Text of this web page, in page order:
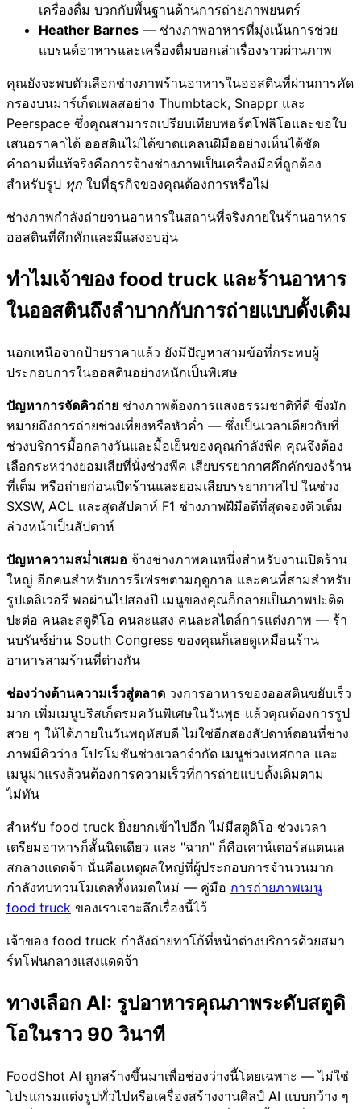
เครื่องดื่ม บวกกับพื้นฐานด้านการถ่ายภาพยนตร์
Heather Barnes — ช่างภาพอาหารที่มุ่งเน้นการช่วย
แบรนด์อาหารและเครื่องดื่มบอกเล่าเรื่องราวผ่านภาพ
คุณยังจะพบตัวเลือกช่างภาพร้านอาหารในออสตินที่ผ่านการคัด
กรองบนมาร์เก็ตเพลสอย่าง Thumbtack, Snappr และ
Peerspace ซึ่งคุณสามารถเปรียบเทียบพอร์ตโฟลิโอและขอใบ
เสนอราคาได้ ออสตินไม่ได้ขาดแคลนฝีมืออย่างเห็นได้ชัด
คำถามที่แท้จริงคือการจ้างช่างภาพเป็นเครื่องมือที่ถูกต้อง
สำหรับรูป ทุก ใบที่ธุรกิจของคุณต้องการหรือไม่
ช่างภาพกำลังถ่ายจานอาหารในสถานที่จริงภายในร้านอาหาร
ออสตินที่คึกคักและมีแสงอบอุ่น
ทำไมเจ้าของ food truck และร้านอาหาร
ในออสตินถึงลำบากกับการถ่ายแบบดั้งเดิม
นอกเหนือจากป้ายราคาแล้ว ยังมีปัญหาสามข้อที่กระทบผู้
ประกอบการในออสตินอย่างหนักเป็นพิเศษ
ปัญหาการจัดคิวถ่าย ช่างภาพต้องการแสงธรรมชาติที่ดี ซึ่งมัก
หมายถึงการถ่ายช่วงเที่ยงหรือหัวค่ำ — ซึ่งเป็นเวลาเดียวกับที่
ช่วงบริการมื้อกลางวันและมื้อเย็นของคุณกำลังพีค คุณจึงต้อง
เลือกระหว่างยอมเสียที่นั่งช่วงพีค เสียบรรยากาศคึกคักของร้าน
ที่เต็ม หรือถ่ายก่อนเปิดร้านและยอมเสียบรรยากาศไป ในช่วง
SXSW, ACL และสุดสัปดาห์ F1 ช่างภาพฝีมือดีที่สุดจองคิวเต็ม
ล่วงหน้าเป็นสัปดาห์
ปัญหาความสม่ำเสมอ จ้างช่างภาพคนหนึ่งสำหรับงานเปิดร้าน
ใหญ่ อีกคนสำหรับการรีเฟรชตามฤดูกาล และคนที่สามสำหรับ
รูปเดลิเวอรี พอผ่านไปสองปี เมนูของคุณก็กลายเป็นภาพปะติด
ปะต่อ คนละสตูดิโอ คนละแสง คนละสไตล์การแต่งภาพ — ร้า
นบรันช์ย่าน South Congress ของคุณก็เลยดูเหมือนร้าน
อาหารสามร้านที่ต่างกัน
ช่องว่างด้านความเร็วสู่ตลาด วงการอาหารของออสตินขยับเร็ว
มาก เพิ่มเมนูบริสเก็ตรมควันพิเศษในวันพุธ แล้วคุณต้องการรูป
สวย ๆ ให้ได้ภายในวันพฤหัสบดี ไม่ใช่อีกสองสัปดาห์ตอนที่ช่าง
ภาพมีคิวว่าง โปรโมชันช่วงเวลาจำกัด เมนูช่วงเทศกาล และ
เมนูมาแรงล้วนต้องการความเร็วที่การถ่ายแบบดั้งเดิมตาม
ไม่ทัน
สำหรับ food truck ยิ่งยากเข้าไปอีก ไม่มีสตูดิโอ ช่วงเวลา
เตรียมอาหารก็สั้นนิดเดียว และ "ฉาก" ก็คือเคาน์เตอร์สแตนเล
สกลางแดดจ้า นั่นคือเหตุผลใหญ่ที่ผู้ประกอบการจำนวนมาก
กำลังทบทวนโมเดลทั้งหมดใหม่ — คู่มือ การถ่ายภาพเมนู
food truck ของเราเจาะลึกเรื่องนี้ไว้
เจ้าของ food truck กำลังถ่ายทาโก้ที่หน้าต่างบริการด้วยสมา
ร์ทโฟนกลางแสงแดดจ้า
ทางเลือก AI: รูปอาหารคุณภาพระดับสตูดิ
โอในราว 90 วินาที
FoodShot AI ถูกสร้างขึ้นมาเพื่อช่องว่างนี้โดยเฉพาะ — ไม่ใช่
โปรแกรมแต่งรูปทั่วไปหรือเครื่องสร้างงานศิลป์ AI แบบกว้าง ๆ